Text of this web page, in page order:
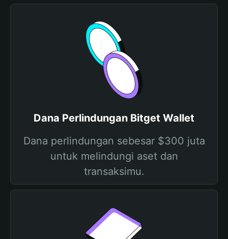
Dana Perlindungan Bitget Wallet
Dana perlindungan sebesar $300 juta
untuk melindungi aset dan
transaksimu.